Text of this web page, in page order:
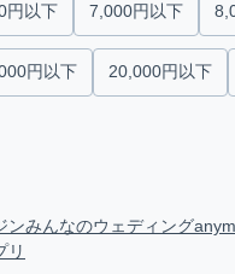
円以下 7,000円以下
円以下 20,000円以下
ンみんなのウェディング
リ